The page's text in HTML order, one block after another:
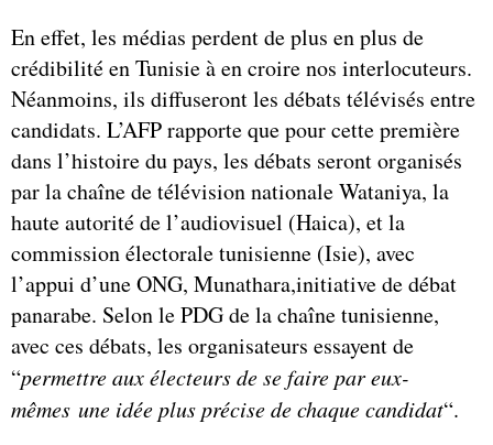
En effet, les médias perdent de plus en plus de
crédibilité en Tunisie à en croire nos interlocuteurs.
Néanmoins, ils diffuseront les débats télévisés entre
candidats. L’AFP rapporte que pour cette première
dans l’histoire du pays, les débats seront organisés
par la chaîne de télévision nationale Wataniya, la
haute autorité de l’audiovisuel (Haica), et la
commission électorale tunisienne (Isie), avec
l’appui d’une ONG, Munathara,initiative de débat
panarabe. Selon le PDG de la chaîne tunisienne,
avec ces débats, les organisateurs essayent de
“permettre aux électeurs de se faire par eux-
mêmes une idée plus précise de chaque candidat“.